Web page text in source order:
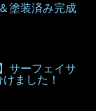
塗装済み完成
サーフェイサ
ました！